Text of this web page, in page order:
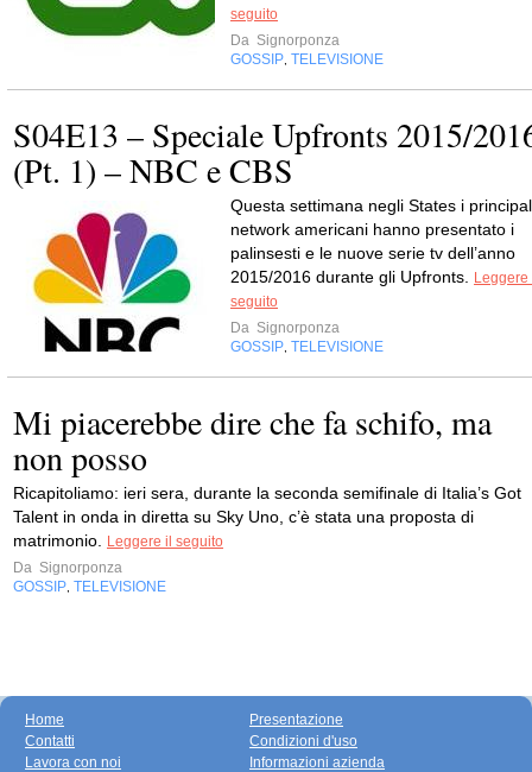
seguito
Da Signorponza
GOSSIP TELEVISIONE
S04E13 – Speciale Upfronts 2015/
(Pt. 1) – NBC e CBS
Questa settimana negli States i
network americani hanno presentato i
palinsesti e le nuove serie tv dell’anno
2015/2016 durante gli Upfronts.
Leggere
seguito
Da Signorponza
GOSSIP TELEVISIONE
Mi piacerebbe dire che fa schifo, ma
non posso
Ricapitoliamo: ieri sera, durante la seconda semifinale di Italia’s Got
Talent in onda in diretta su Sky Uno, c’è stata una proposta di
matrimonio.
Leggere il seguito
Da Signorponza
GOSSIP TELEVISIONE
Home
Contatti
Lavora con noi
Presentazione
Condizioni d'uso
Informazioni azienda